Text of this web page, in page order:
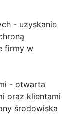
- uzyskanie
firmy w
- otwarta
oraz klientami
środowiska